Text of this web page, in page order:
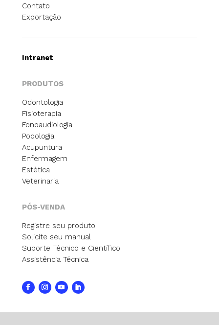
Contato
Exportação
Intranet
PRODUTOS
Odontologia
Fisioterapia
Fonoaudiologia
Podologia
Acupuntura
Enfermagem
Estética
Veterinaria
PÓS-VENDA
Registre seu produto
Solicite seu manual
Suporte Técnico e Científico
Assistência Técnica